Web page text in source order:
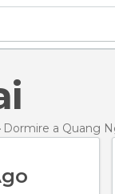
Dormire a Quang